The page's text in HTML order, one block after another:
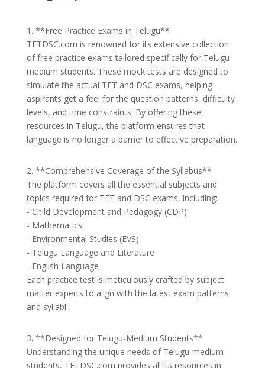
1. **Free Practice Exams in Telugu**
TETDSC.com is renowned for its extensive collection
of free practice exams tailored specifically for Telugu-
medium students. These mock tests are designed to
simulate the actual TET and DSC exams, helping
aspirants get a feel for the question patterns, difficulty
levels, and time constraints. By offering these
resources in Telugu, the platform ensures that
language is no longer a barrier to effective preparation.
2. **Comprehensive Coverage of the Syllabus**
The platform covers all the essential subjects and
topics required for TET and DSC exams, including:
- Child Development and Pedagogy (CDP)
- Mathematics
- Environmental Studies (EVS)
- Telugu Language and Literature
- English Language
Each practice test is meticulously crafted by subject
matter experts to align with the latest exam patterns
and syllabi.
3. **Designed for Telugu-Medium Students**
Understanding the unique needs of Telugu-medium
students, TETDSC.com provides all its resources in